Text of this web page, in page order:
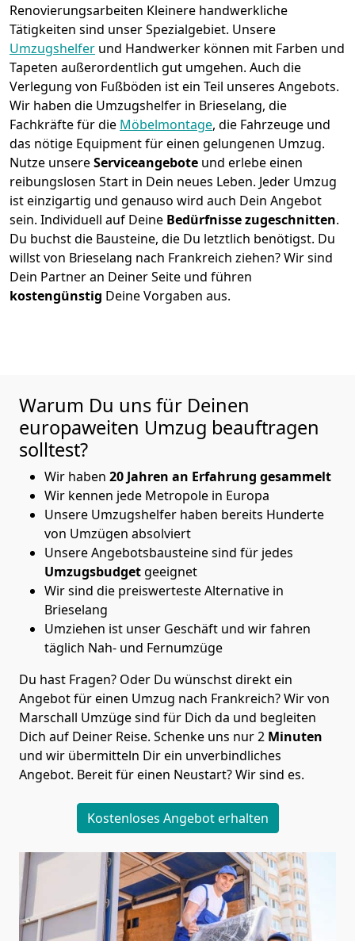
Renovierungsarbeiten Kleinere handwerkliche
Tätigkeiten sind unser Spezialgebiet. Unsere
Umzugshelfer und Handwerker können mit Farben und
Tapeten außerordentlich gut umgehen. Auch die
Verlegung von Fußböden ist ein Teil unseres Angebots.
Wir haben die Umzugshelfer in Brieselang, die
Fachkräfte für die Möbelmontage, die Fahrzeuge und
das nötige Equipment für einen gelungenen Umzug.
Nutze unsereServiceangebote und erlebe einen
reibungslosen Start in Dein neues Leben. Jeder Umzug
ist einzigartig und genauso wird auch Dein Angebot
sein. Individuell auf Deine Bedürfnisse zugeschnitten.
Du buchst die Bausteine, die Du letztlich benötigst. Du
willst von Brieselang nach Frankreich ziehen? Wir sind
Dein Partner an Deiner Seite und führen
kostengünstig Deine Vorgaben aus.
Warum Du uns für Deinen
europaweiten Umzug beauftragen
solltest?
Wir haben 20 Jahren an Erfahrung gesammelt
Wir kennen jede Metropole in Europa
Unsere Umzugshelfer haben bereits Hunderte
von Umzügen absolviert
Unsere Angebotsbausteine sind für jedes
Umzugsbudgetgeeignet
Wir sind die preiswerteste Alternative in
Brieselang
Umziehen ist unser Geschäft und wir fahren
täglich Nah- und Fernumzüge
Du hast Fragen? Oder Du wünschst direkt ein
Angebot für einen Umzug nach Frankreich? Wir von
Marschall Umzügesind für Dich da und begleiten
Dich auf Deiner Reise. Schenke uns nur2 Minuten
und wir übermitteln Dir ein unverbindliches
Angebot. Bereit für einen Neustart? Wir sind es.
Kostenloses Angebot erhalten